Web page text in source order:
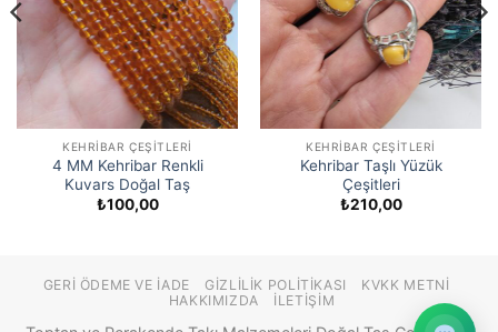
KEHRIBAR ÇEŞITLERI
4 MM Kehribar Renkli
Kuvars Doğal Taş
₺100,00
KEHRIBAR ÇEŞITLERI
Kehribar Taşlı Yüzük
Çeşitleri
₺210,00
GERI ÖDEME VE İADE GIZLILIK POLITIKASI
KVKK METNI
HAKKIMIZDA
İLETIŞIM